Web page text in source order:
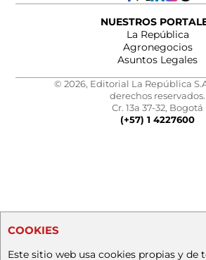
NUESTROS
La República
Agronegocios
Asuntos Legales
© 2026, Editorial La República
derechos reservados.
Cr. 13a 37-32, Bogotá
(+57) 1 4227600
COOKIES
Este sitio web usa cookies propias y de